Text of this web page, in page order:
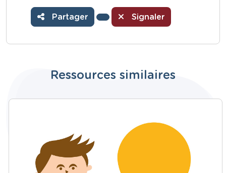
Partager Signaler
Ressources similaires